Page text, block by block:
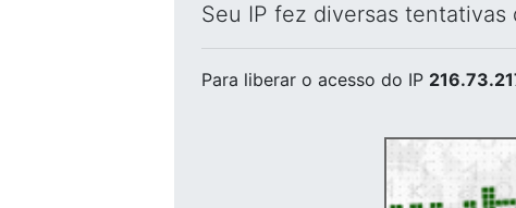
Seu IP fez diversas
Para liberar o acesso do IP